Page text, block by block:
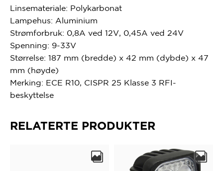
Linsemateriale: Polykarbonat
Lampehus: Aluminium
Strømforbruk: 0,8A ved 12V, 0,45A ved 24V
Spenning: 9-33V
Størrelse: 187 mm (bredde) x 42 mm (dybde) x 47
mm (høyde)
Merking: ECE R10, CISPR 25 Klasse 3 RFI-
beskyttelse
RELATERTE PRODUKTER